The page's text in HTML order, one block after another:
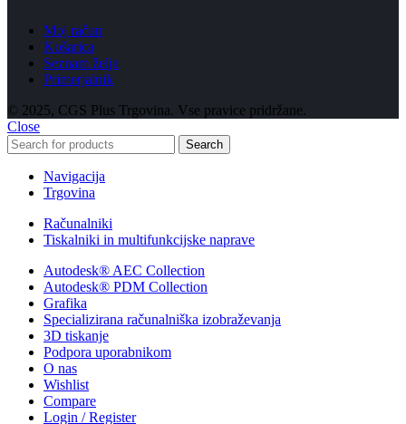
Moj račun
Košarica
Seznam želja
Primerjalnik
© 2025, CGS Plus Trgovina. Vse pravice pridržane.
Close
Search
Navigacija
Trgovina
Računalniki
Tiskalniki in multifunkcijske naprave
Autodesk® AEC Collection
Autodesk® PDM Collection
Grafika
Specializirana računalniška izobraževanja
3D tiskanje
Podpora uporabnikom
O nas
Wishlist
Compare
Login / Register